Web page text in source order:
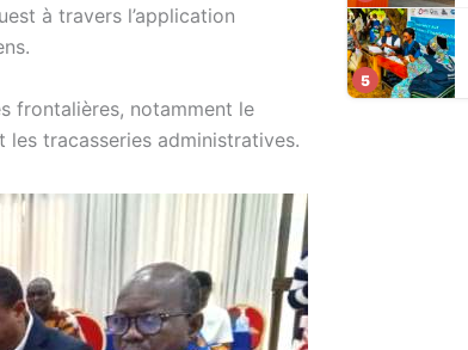
à travers l’application
frontalières, notamment le
les tracasseries administratives.
5